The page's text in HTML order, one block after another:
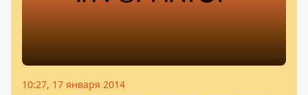
10:27, 17 января 2014